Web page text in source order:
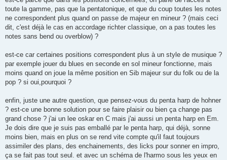
toute la gamme, pas que la pentatonique, et que du coup toutes les notes
ne correspondent plus quand on passe de majeur en mineur ? (mais ceci
dit, c'est déjà le cas en accordage richter classique, on a pas toutes les
notes sans bend ou overblow) ?
est-ce car certaines positions correspondent plus à un style de musique ?
par exemple jouer du blues en seconde en sol mineur fonctionne, mais
moins quand on joue la même position en Sib majeur sur du folk ou de la
pop ? si oui,pourquoi ?
enfin, juste une autre question, que pensez-vous du penta harp de hohner
? est-ce une bonne solution pour se faire plaisir ou bien ça change pas
grand chose ? j'ai un lee oskar en C mais j'ai aussi un penta harp en Em.
Je dois dire que je suis pas emballé par le penta harp, qui déjà, sonne
moins bien, mais en plus on se rend vite compte qu'il faut toujours
assimiler des plans, des enchainements, des licks pour sonner en impro,
ça se fait pas tout seul. et avec un schéma de l'harmo sous les yeux en